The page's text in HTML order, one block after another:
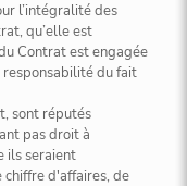
l’intégralité des
qu’elle est
Contrat est engagée
responsabilité du fait
sont réputés
pas droit à
ils seraient
chiffre d'affaires, de